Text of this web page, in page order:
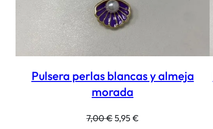
Pulsera perlas blancas y almeja
morada
7,00€El
5,95 €